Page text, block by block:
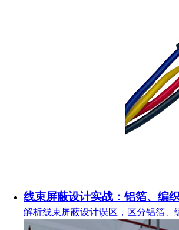
线束屏蔽设计实战：铝箔、编
解析线束屏蔽设计误区，区分铝箔